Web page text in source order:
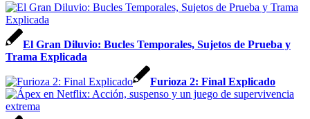
El Gran Diluvio: Bucles Temporales, Sujetos de Prueba y
Trama Explicada
Furioza 2: Final Explicado